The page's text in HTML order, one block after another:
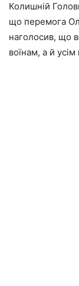
Колишній
що перемога
наголосив, що
воїнам, а й усім